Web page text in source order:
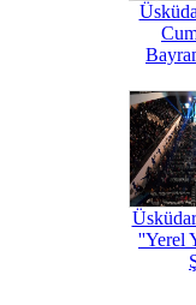
''Yerel